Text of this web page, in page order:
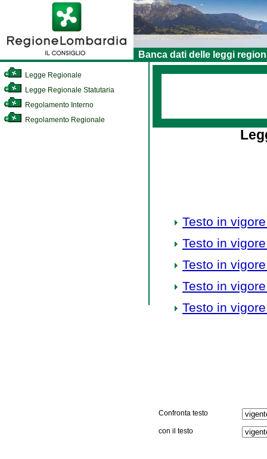
Banca dati delle leggi
Legge Regionale
Legge Regionale Statutaria
Regolamento Interno
Regolamento Regionale
Testo in
Testo in
Testo in
Testo in
Testo in
Confronta testo
con il testo